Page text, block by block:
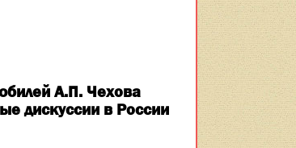
А.П. Чехова
дискуссии в России